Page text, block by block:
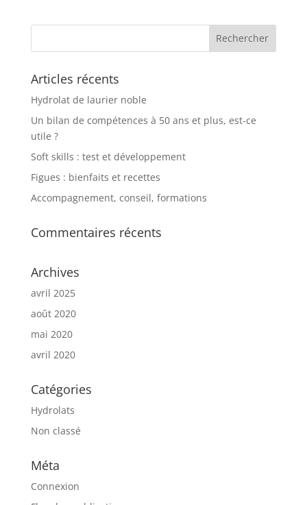
Articles récents
Hydrolat de laurier noble
Un bilan de compétences à 50 ans et plus, est-ce
utile ?
Soft skills : test et développement
Figues : bienfaits et recettes
Accompagnement, conseil, formations
Commentaires récents
Archives
avril 2025
août 2020
mai 2020
avril 2020
Catégories
Hydrolats
Non classé
Méta
Connexion